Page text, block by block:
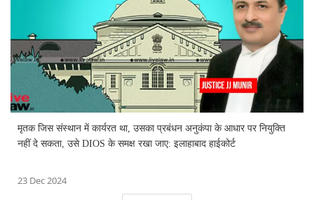
मृतक जिस संस्थान में कार्यरत था, उसका प्रबंधन अनुकंपा के आधार पर नियुक्ति
नहीं दे सकता, उसे DIOS के समक्ष रखा जाए: इलाहाबाद हाईकोर्ट
23 Dec 2024